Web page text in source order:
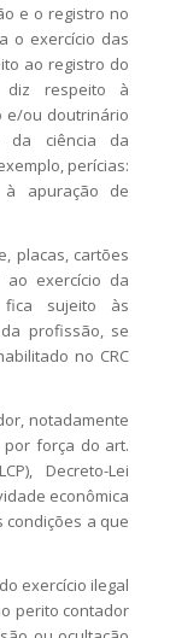
e o registro no
o exercício das
ao registro do
diz respeito à
e/ou doutrinário
da ciência da
perícias:
à apuração de
placas, cartões
ao exercício da
sujeito às
profissão, se
no CRC
notadamente
por força do art.
Decreto-Lei
econômica
condições a que
exercício ilegal
perito contador